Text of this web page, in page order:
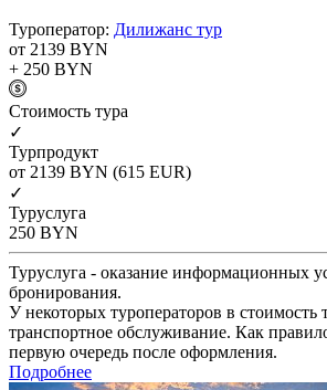
Туроператор: Дилижанс тур
от 2139 BYN
+ 250 BYN
Cтоимость тура
✓
Турпродукт
от 2139 BYN (615 EUR)
✓
Туруслуга
250 BYN
Туруслуга - оказание информационных
бронирования.
У некоторых туроператоров в стоимость
транспортное обслуживание. Как
первую очередь после оформления.
Подробнее